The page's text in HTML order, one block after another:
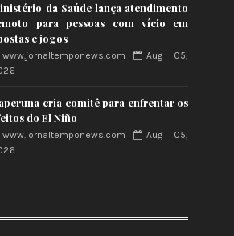
da Saúde lança atendimento
para pessoas com vício em
e jogos
www.jornaltemponews.com
Aug 05,
cria comitê para enfrentar os
do El Niño
www.jornaltemponews.com
Aug 05,